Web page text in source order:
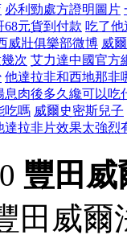
必利勁處方證明圖片
68元貨到付款 吃了
威壯俱樂部微博 威
次 艾力達中國官方
他達拉非和西地那非
息肉後多久纔可以吃
吃嗎 威爾史密斯兒子
達拉非片效果太強烈
豐田威
田威爾